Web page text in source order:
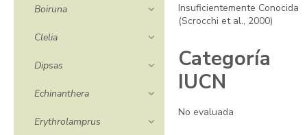
Boiruna
Clelia
Dipsas
Echinanthera
Erythrolamprus
Insuficientemente Conocida
(Scrocchi et al., 2000)
Categoría
IUCN
No evaluada